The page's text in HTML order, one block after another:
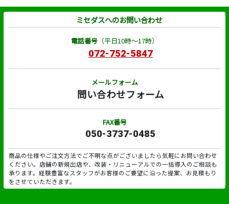
ミセダスへのお問い合わせ
電話番号（平日10時～17時）
072-752-5847
メールフォーム
問い合わせフォーム
FAX番号
050-3737-0485
商品の仕様やご注文方法でご不明な点がございましたら気軽にお問い合わせ
ください。店舗の新規出店や、改装・リニューアルでの一括導入のご相談も
承ります。経験豊富なスタッフがお客様のご要望に沿った提案、お見積もり
をさせていただきます。